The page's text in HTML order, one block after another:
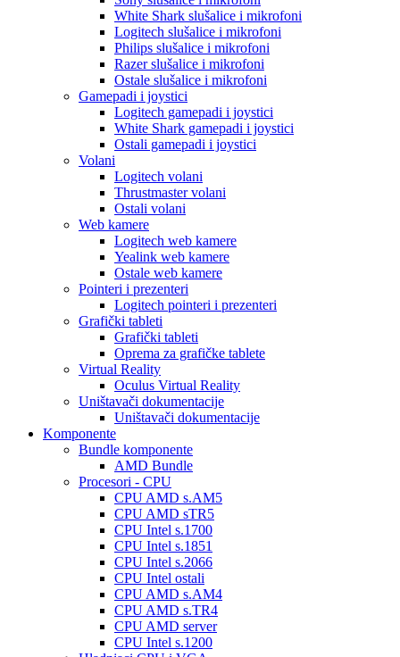
White Shark slušalice i mikrofoni
Logitech slušalice i mikrofoni
Philips slušalice i mikrofoni
Razer slušalice i mikrofoni
Ostale slušalice i mikrofoni
Gamepadi i joystici
Logitech gamepadi i joystici
White Shark gamepadi i joystici
Ostali gamepadi i joystici
Volani
Logitech volani
Thrustmaster volani
Ostali volani
Web kamere
Logitech web kamere
Yealink web kamere
Ostale web kamere
Pointeri i prezenteri
Logitech pointeri i prezenteri
Grafički tableti
Grafički tableti
Oprema za grafičke tablete
Virtual Reality
Oculus Virtual Reality
Uništavači dokumentacije
Uništavači dokumentacije
Komponente
Bundle komponente
AMD Bundle
Procesori - CPU
CPU AMD s.AM5
CPU AMD sTR5
CPU Intel s.1700
CPU Intel s.1851
CPU Intel s.2066
CPU Intel ostali
CPU AMD s.AM4
CPU AMD s.TR4
CPU AMD server
CPU Intel s.1200